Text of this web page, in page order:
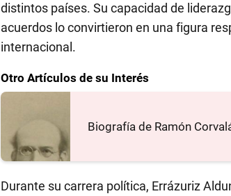
distintos países. Su capacidad de
acuerdos lo convirtieron en una figura
internacional.
Otro Artículos de su Interés
Biografía de Ramón
Durante su carrera política, Errázuriz